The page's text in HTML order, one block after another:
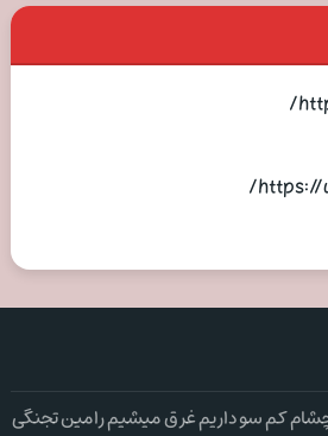
https://
چشام کم سو داریم غرق میشیم رامین تجنگی